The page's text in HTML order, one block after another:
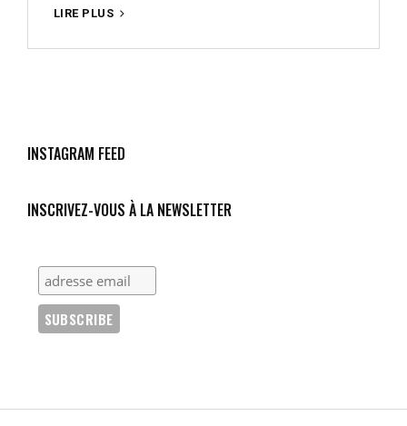
LIRE PLUS
DE
DE
INSTAGRAM FEED
INSCRIVEZ-VOUS À LA NEWSLETTER